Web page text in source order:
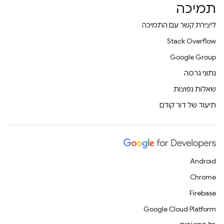
תמיכה
ליצירת קשר עם התמיכה
Stack Overflow
Google Group
נתוני גרסה
שאלות נפוצות
תיעוד של דור קודם
Android
Chrome
Firebase
Google Cloud Platform